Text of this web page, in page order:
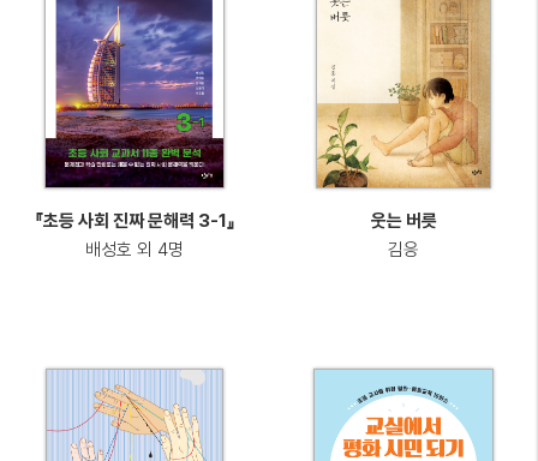
『초등 사회 진짜 문해력 3-1』
배성호 외 4명
웃는 버릇
김응